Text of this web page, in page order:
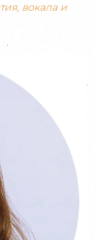
вокала и